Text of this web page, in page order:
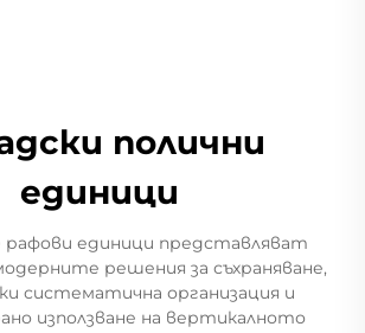
полични
единици
рафови единици представляват
решения за съхраняване,
систематична организация и
използване на вертикалното